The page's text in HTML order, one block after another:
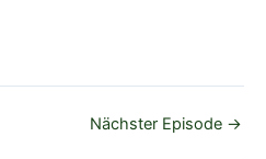
Nächster Episode →